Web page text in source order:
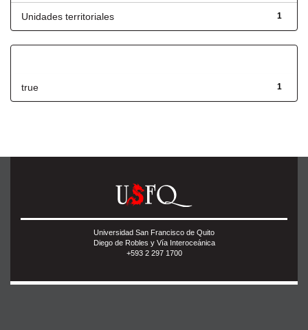
1
Unidades territoriales
1
true
Universidad San Francisco de Quito
Diego de Robles y Vía Interoceánica
+593 2 297 1700